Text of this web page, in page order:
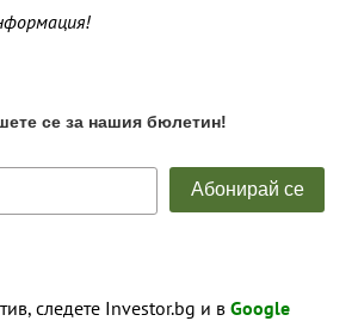
следете Investor.bg и в Google